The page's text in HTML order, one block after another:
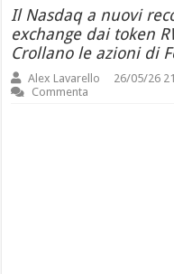
Il Nasdaq a nuovi
exchange dai token
Crollano le azioni di
Alex Lavarello 26/05/26
Commenta